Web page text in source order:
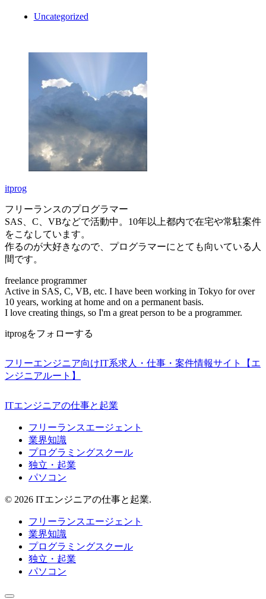
Uncategorized
itprog
フリーランスのプログラマー
SAS、C、VBなどで活動中。10年以上都内で在宅や常駐案件
をこなしています。
作るのが大好きなので、プログラマーにとても向いている人
間です。
freelance programmer
Active in SAS, C, VB, etc. I have been working in Tokyo for over
10 years, working at home and on a permanent basis.
I love creating things, so I'm a great person to be a programmer.
itprogをフォローする
フリーエンジニア向けIT系求人・仕事・案件情報サイト【エ
ンジニアルート】
ITエンジニアの仕事と起業
フリーランスエージェント
業界知識
プログラミングスクール
独立・起業
パソコン
© 2026 ITエンジニアの仕事と起業.
フリーランスエージェント
業界知識
プログラミングスクール
独立・起業
パソコン